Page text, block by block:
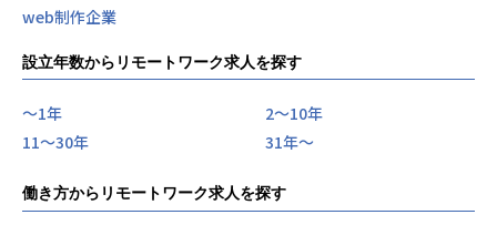
web制作企業
設立年数からリモートワーク求人を探す
〜1年
2〜10年
11〜30年
31年〜
働き方からリモートワーク求人を探す